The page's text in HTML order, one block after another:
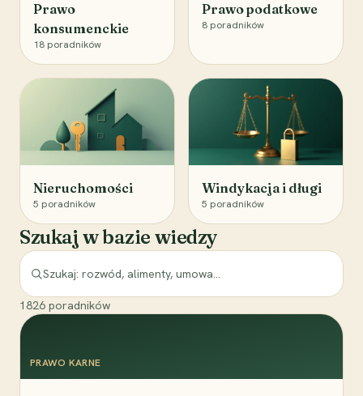
Prawo
konsumenckie
18 poradników
Prawo podatkowe
8 poradników
Nieruchomości
5 poradników
Windykacja i długi
5 poradników
Szukaj w bazie wiedzy
1826 poradników
PRAWO KARNE